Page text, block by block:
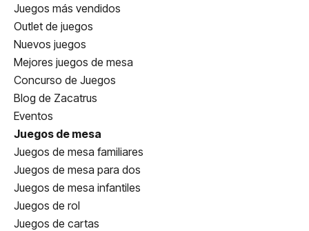
Juegos más vendidos
Outlet de juegos
Nuevos juegos
Mejores juegos de mesa
Concurso de Juegos
Blog de Zacatrus
Eventos
Juegos de mesa
Juegos de mesa familiares
Juegos de mesa para dos
Juegos de mesa infantiles
Juegos de rol
Juegos de cartas